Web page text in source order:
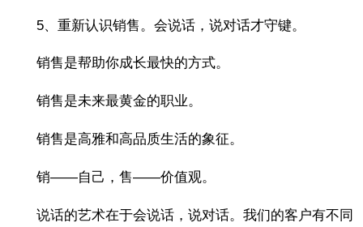
5、重新认识销售。会说话，说对话才守键。
销售是帮助你成长最快的方式。
销售是未来最黄金的职业。
销售是高雅和高品质生活的象征。
销——自己，售——价值观。
说话的艺术在于会说话，说对话。我们的客户有不同